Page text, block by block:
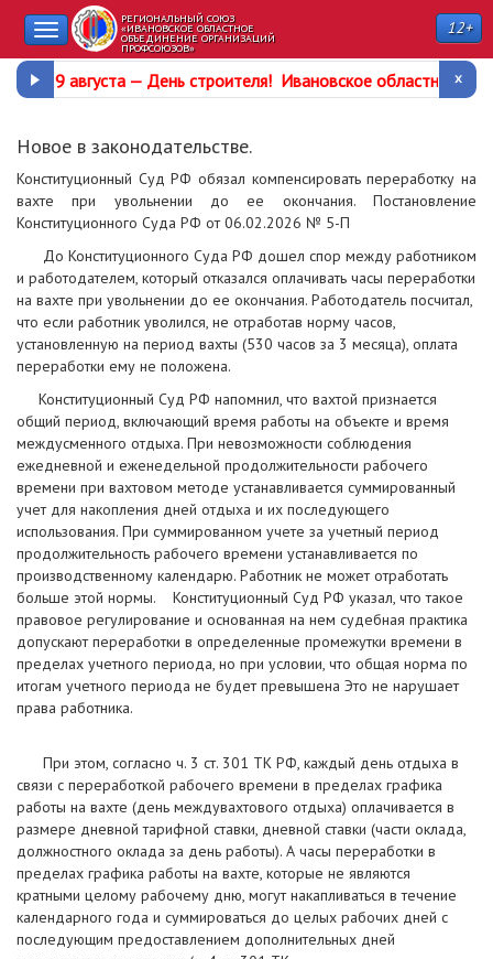
РЕГИОНАЛЬНЫЙ СОЮЗ
«ИВАНОВСКОЕ ОБЛАСТНОЕ
ОБЪЕДИНЕНИЕ ОРГАНИЗАЦИЙ
ПРОФСОЮЗОВ»
12+
Toggle
navigation
9 августа — День строителя! Ивановское областное
Новое в законодательстве.
Конституционный Суд РФ обязал компенсировать переработку на
вахте при увольнении до ее окончания. Постановление
Конституционного Суда РФ от 06.02.2026 № 5-П
До Конституционного Суда РФ дошел спор между работником
и работодателем, который отказался оплачивать часы переработки
на вахте при увольнении до ее окончания. Работодатель посчитал,
что если работник уволился, не отработав норму часов,
установленную на период вахты (530 часов за 3 месяца), оплата
переработки ему не положена.
Конституционный Суд РФ напомнил, что вахтой признается
общий период, включающий время работы на объекте и время
междусменного отдыха. При невозможности соблюдения
ежедневной и еженедельной продолжительности рабочего
времени при вахтовом методе устанавливается суммированный
учет для накопления дней отдыха и их последующего
использования. При суммированном учете за учетный период
продолжительность рабочего времени устанавливается по
производственному календарю. Работник не может отработать
больше этой нормы. Конституционный Суд РФ указал, что такое
правовое регулирование и основанная на нем судебная практика
допускают переработки в определенные промежутки времени в
пределах учетного периода, но при условии, что общая норма по
итогам учетного периода не будет превышена Это не нарушает
права работника.
При этом, согласно ч. 3 ст. 301 ТК РФ, каждый день отдыха в
связи с переработкой рабочего времени в пределах графика
работы на вахте (день междувахтового отдыха) оплачивается в
размере дневной тарифной ставки, дневной ставки (части оклада,
должностного оклада за день работы). А часы переработки в
пределах графика работы на вахте, которые не являются
кратными целому рабочему дню, могут накапливаться в течение
календарного года и суммироваться до целых рабочих дней с
последующим предоставлением дополнительных дней